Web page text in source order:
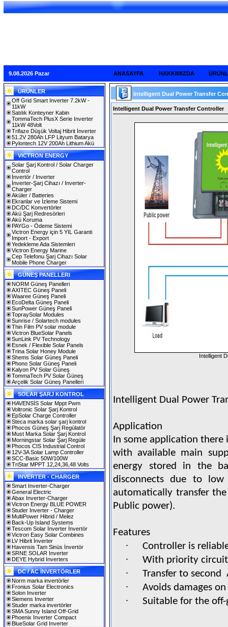
9.08.2026 Pazar ANASAYFA HAKKIMIZDA
ÜRÜNLER
Off Grid Smart Inverter 7.2kW -
11kW
Satılık Konteyner Kabin
TommaTech PlusX Serie Inverter
11kW 48Volt
Trifaze Düşük Voltaj Hibrit İnverter
51.2V 280Ah LFP Lityum Batarya
Pylontech 12V 200Ah Lithium Akü
VICTRON ENERGY
Solar Şarj Kontrol / Solar Charger
Control
İnvertör / Inverter
İnverter-Şarj Cihazı / Inverter-
Charger
Aküler / Batteries
Ekranlar ve İzleme Sistemi
DC/DC Konvertörler
Akü Şarj Redresörleri
Akü Koruma
PAYGo - Ödeme Sistemi
Victron Energy için 5 YIL Garanti
Import - Export
Yedekleme Ada Sistemleri
Victron Energy Marine
Cep Telefonu Şarj Cihazı Solar
Mobile Phone Charger
GÜNEŞ PANELLERI
NORM Güneş Panelleri
AXITEC Güneş Paneli
Waaree Güneş Paneli
EcoDelta Güneş Paneli
SunPower Güneş Paneli
TopraySolar Modules
Sunrise / Solartech modules
Thin Film PV solar module
Victron BlueSolar Panels
SunLink PV Technology
Esnek / Flexible Solar Panels
Trina Solar Honey Module
Shems Solar Güneş Paneli
Phono Solar Güneş Paneli
Kalyon PV Solar Güneş
TommaTech PV Solar Güneş
Arçelik Solar Güneş Panelleri
SOLAR ŞARJ KONTROL
HAVENSİS Solar Mppt Pwm
Voltronic Solar Şarj Kontrol
EpSolar Charge Controller
Steca marka solar şarj kontrol
Phocos Güneş Şarj Regülatör
Must Marka Solar Şarj Kontrol
Morningstar Solar Şarj Regüle
Phocos CIS Industrial Control
12V-3A Solar Lamp Controller
SCC-Basic 50W/100W
TriStar MPPT 12,24,36,48 Volts
INVERTER - CHARGER
Smart Inverter-Charger
General Electric
Abax Inverter-Charger
Victron Energy BLUE POWER
Studer Inverter - Charger
MultiPower Hibrid / Melez
Back-Up Island Systems
Tescom Solar İnverter İnvertör
Victron Easy Solar Combines
LV Hibrit İnverter
Havensis Tam Sinüs İnvertör
SRNE SOLAR Inverter
DEYE Hybrid Inverters
DC / AC İNVERTÖRLER
Norm marka invertörler
Fronius Solar Electronics
Solon Inverter
Siemens Inverter
Studer marka invertörler
SMA Sunny Island Off-Grid
Phoenix Inverter Compact
BlueSolar Grid Inverter
Intelligent Dual Power Transfer
Intelligent Dual Power Transfer Controller
Intelligent
Intelligent Dual Power
Application
In some application
with available main
energy stored in the
disconnects due to
automatically transfer
Public power).
Features
· Controller is
· With priority
· Transfer to second
· Avoids damages
· Suitable for the